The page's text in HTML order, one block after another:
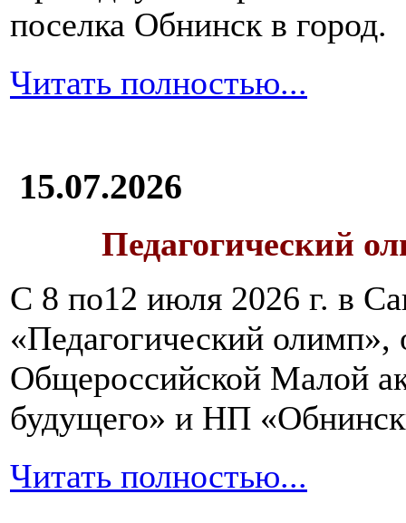
поселка Обнинск в город.
Читать полностью...
15.07.2026
Педагогический
С 8 по12 июля 2026 г. в
«Педагогический олимп»,
Общероссийской Малой
будущего» и НП
Читать полностью...